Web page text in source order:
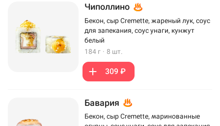
Чиполлино
Бекон, сыр Cremette, жареный лук, соус
для запекания, соус унаги, кунжут
белый
184 г · 8 шт.
309 ₽
Бавария
Бекон, сыр Cremette, маринованные